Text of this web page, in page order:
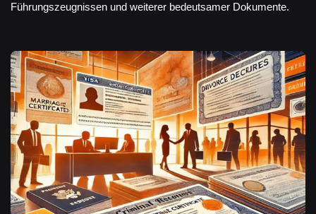
Führungszeugnissen und weiterer bedeutsamer Dokumente.